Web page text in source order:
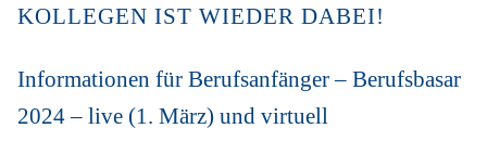
KOLLEGEN IST WIEDER DABEI!
Informationen für Berufsanfänger – Berufsbasar
2024 – live (1. März) und virtuell